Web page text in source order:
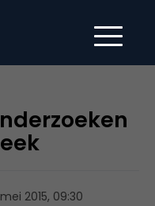
2015, 09:30